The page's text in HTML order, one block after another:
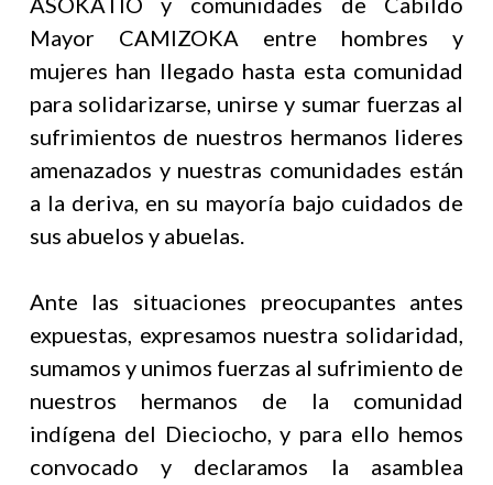
Mayor CAMIZOKA entre hombres y
mujeres han llegado hasta esta comunidad
para solidarizarse, unirse y sumar fuerzas al
sufrimientos de nuestros hermanos lideres
amenazados y nuestras comunidades están
a la deriva, en su mayoría bajo cuidados de
sus abuelos y abuelas.
Ante las situaciones preocupantes antes
expuestas, expresamos nuestra solidaridad,
sumamos y unimos fuerzas al sufrimiento de
nuestros hermanos de la comunidad
indígena del Dieciocho, y para ello hemos
convocado y declaramos la asamblea